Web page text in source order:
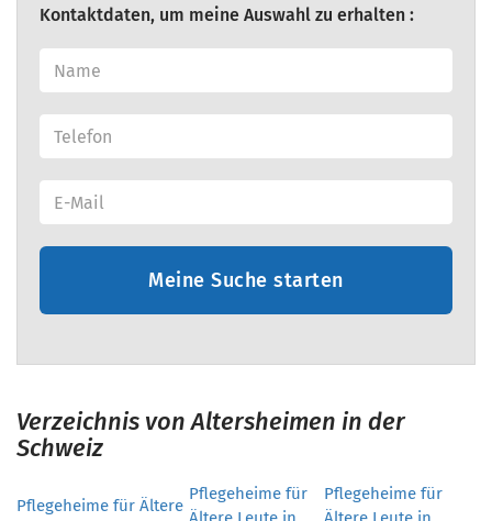
Kontaktdaten, um meine Auswahl zu erhalten :
Meine Suche starten
Verzeichnis von Altersheimen in der
Schweiz
Pflegeheime für Ältere
Pflegeheime für
Pflegeheime für